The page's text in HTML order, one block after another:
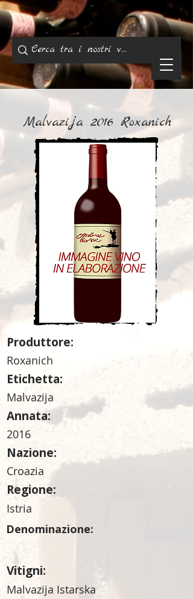
Malvazija 2016 Roxanich
Produttore:
Roxanich
Etichetta:
Malvazija
Annata:
2016
Nazione:
Croazia
Regione:
Istria
Denominazione:
Vitigni:
Malvazija Istarska